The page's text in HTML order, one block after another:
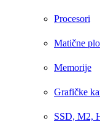
Procesori
Matične
Memorije
Grafičke
SSD, M2,